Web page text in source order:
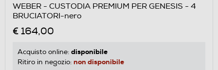
WEBER - CUSTODIA PREMIUM PER GENESIS - 4
BRUCIATORI-nero
€ 164,00
Acquisto online: disponibile
Ritiro in negozio: non disponibile